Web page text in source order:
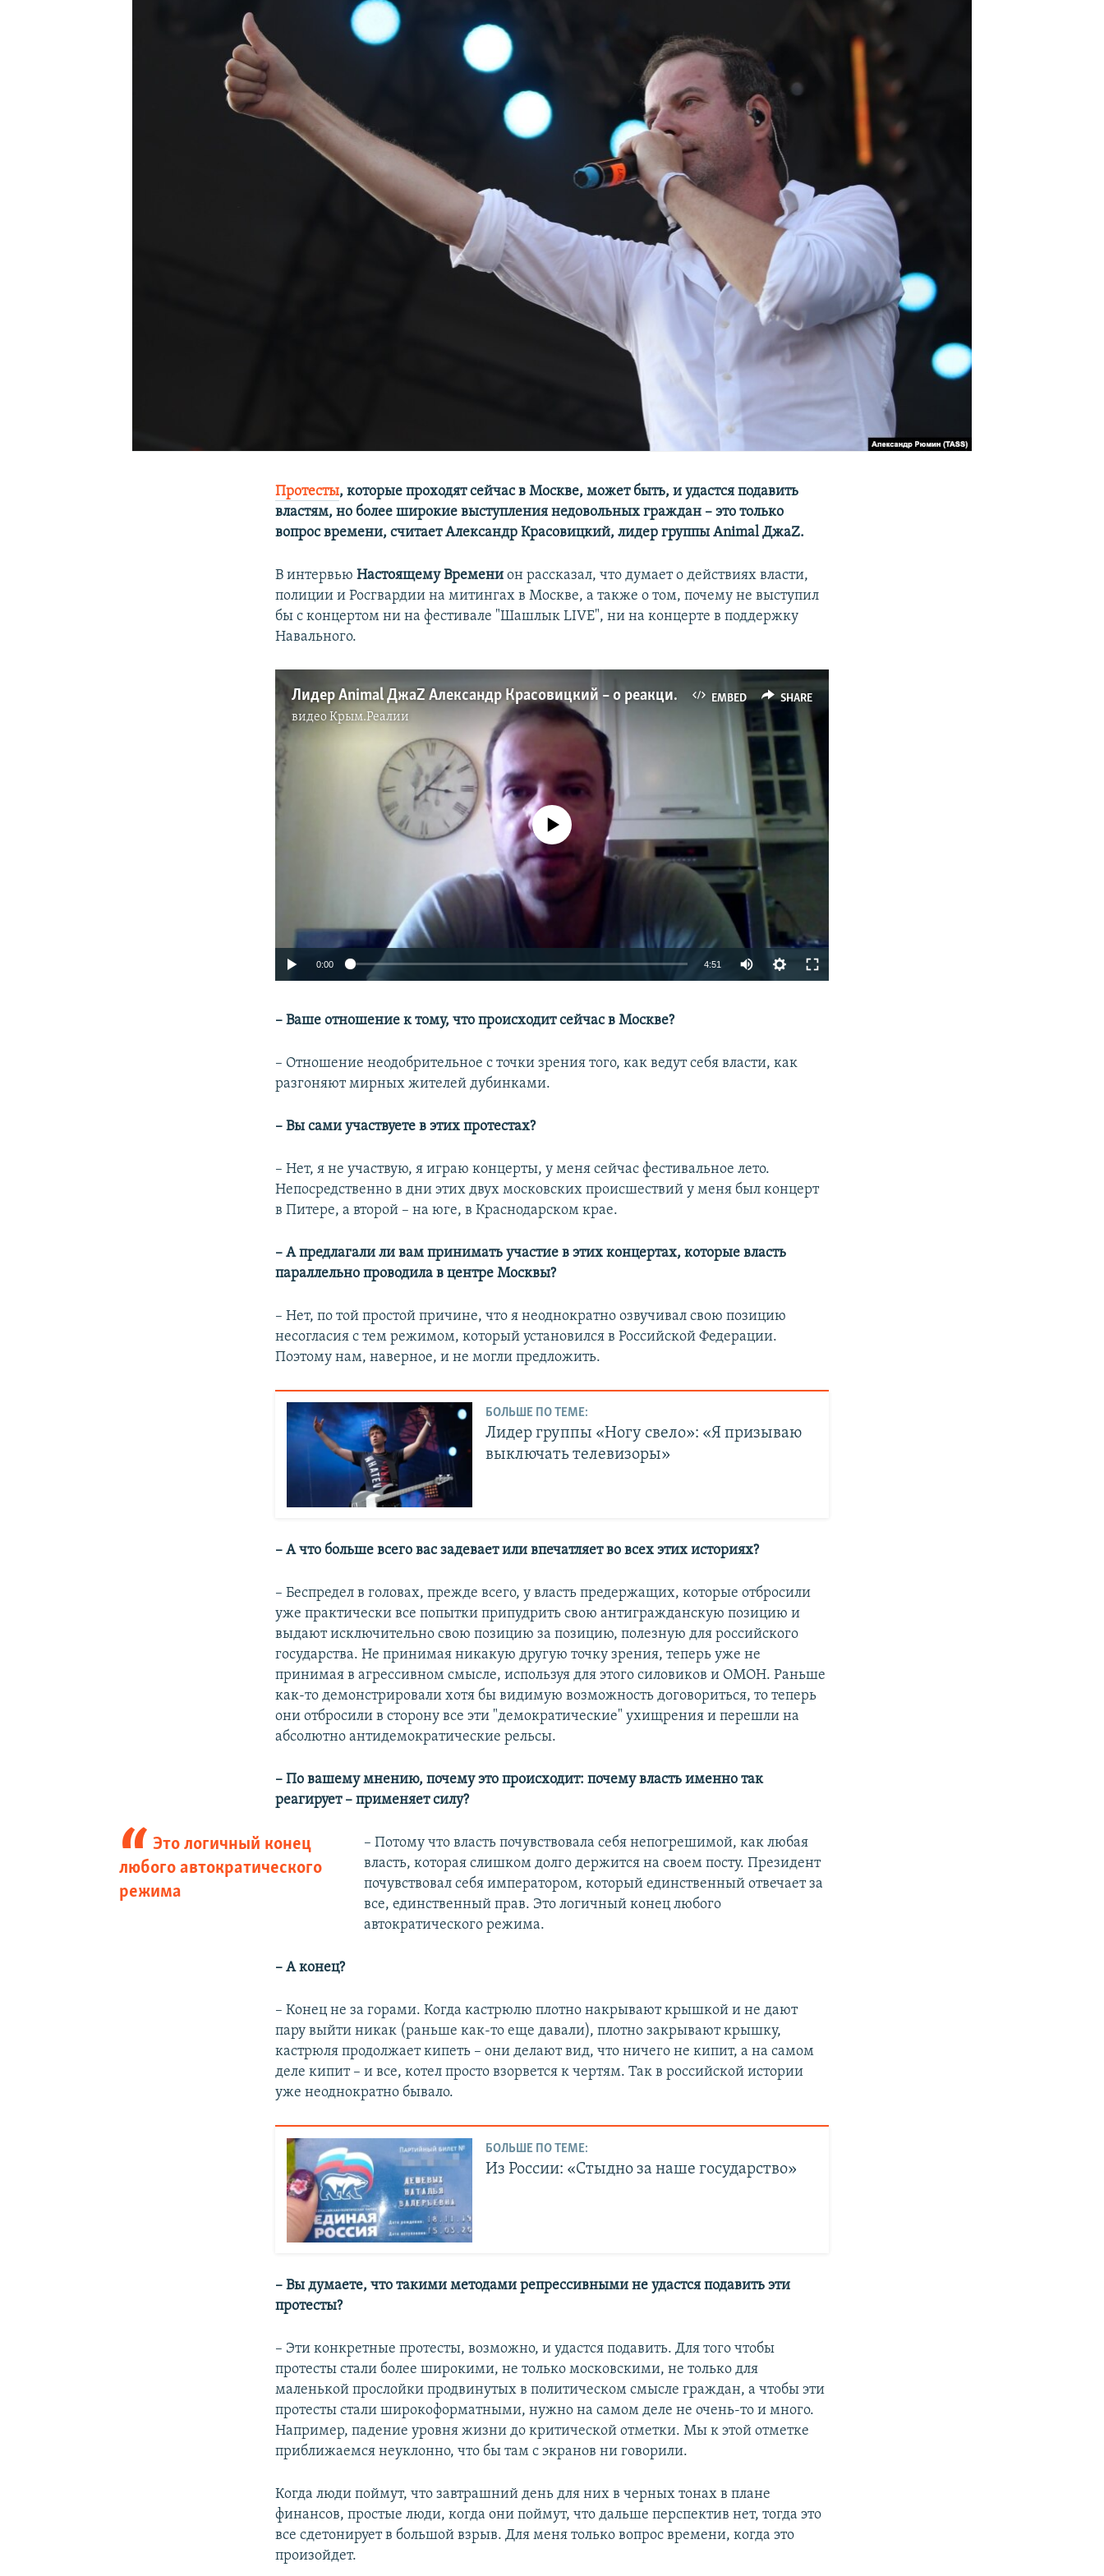
Протесты, которые проходят сейчас в Москве, может быть, и удастся подавить
властям, но более широкие выступления недовольных граждан – это только
вопрос времени, считает Александр Красовицкий, лидер группы Animal ДжаZ.
В интервьюНастоящему Времени он рассказал, что думает о действиях власти,
полиции и Росгвардии на митингах в Москве, а также о том, почему не выступил
бы с концертом ни на фестивале "Шашлык LIVE", ни на концерте в поддержку
Навального.
EMBED SHARE
Лидер Animal ДжаZ Александр Красовицкий – о реакции на протесты
видеоКрым.Реалии
No media source currently available
0:00 4:51
– Ваше отношение к тому, что происходит сейчас в Москве?
– Отношение неодобрительное с точки зрения того, как ведут себя власти, как
разгоняют мирных жителей дубинками.
– Вы сами участвуете в этих протестах?
– Нет, я не участвую, я играю концерты, у меня сейчас фестивальное лето.
Непосредственно в дни этих двух московских происшествий у меня был концерт
в Питере, а второй – на юге, в Краснодарском крае.
– А предлагали ли вам принимать участие в этих концертах, которые власть
параллельно проводила в центре Москвы?
– Нет, по той простой причине, что я неоднократно озвучивал свою позицию
несогласия с тем режимом, который установился в Российской Федерации.
Поэтому нам, наверное, и не могли предложить.
БОЛЬШЕ ПО ТЕМЕ:
Лидер группы «Ногу свело»: «Я призываю
выключать телевизоры»
– А что больше всего вас задевает или впечатляет во всех этих историях?
– Беспредел в головах, прежде всего, у власть предержащих, которые отбросили
уже практически все попытки припудрить свою антигражданскую позицию и
выдают исключительно свою позицию за позицию, полезную для российского
государства. Не принимая никакую другую точку зрения, теперь уже не
принимая в агрессивном смысле, используя для этого силовиков и ОМОН. Раньше
как-то демонстрировали хотя бы видимую возможность договориться, то теперь
они отбросили в сторону все эти "демократические" ухищрения и перешли на
абсолютно антидемократические рельсы.
– По вашему мнению, почему это происходит: почему власть именно так
реагирует – применяет силу?
Это логичный конец
любого автократического
режима
– Потому что власть почувствовала себя непогрешимой, как любая
власть, которая слишком долго держится на своем посту. Президент
почувствовал себя императором, который единственный отвечает за
все, единственный прав. Это логичный конец любого
автократического режима.
– А конец?
– Конец не за горами. Когда кастрюлю плотно накрывают крышкой и не дают
пару выйти никак (раньше как-то еще давали), плотно закрывают крышку,
кастрюля продолжает кипеть – они делают вид, что ничего не кипит, а на самом
деле кипит – и все, котел просто взорвется к чертям. Так в российской истории
уже неоднократно бывало.
БОЛЬШЕ ПО ТЕМЕ:
Из России: «Стыдно за наше государство»
– Вы думаете, что такими методами репрессивными не удастся подавить эти
протесты?
– Эти конкретные протесты, возможно, и удастся подавить. Для того чтобы
протесты стали более широкими, не только московскими, не только для
маленькой прослойки продвинутых в политическом смысле граждан, а чтобы эти
протесты стали широкоформатными, нужно на самом деле не очень-то и много.
Например, падение уровня жизни до критической отметки. Мы к этой отметке
приближаемся неуклонно, что бы там с экранов ни говорили.
Когда люди поймут, что завтрашний день для них в черных тонах в плане
финансов, простые люди, когда они поймут, что дальше перспектив нет, тогда это
все сдетонирует в большой взрыв. Для меня только вопрос времени, когда это
произойдет.